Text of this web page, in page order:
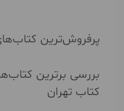
پرفروش‌ترین کتاب‌های
بررسی برترین
کتاب تهران